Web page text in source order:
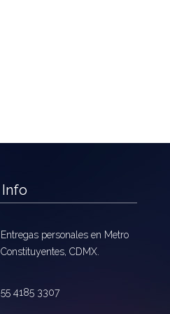
Entregas personales en Metro
Constituyentes, CDMX.
55 4185 3307